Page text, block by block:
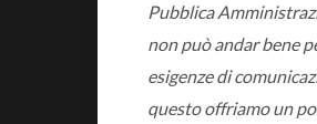
Pubblica
non può andar bene
esigenze di
questo offriamo un